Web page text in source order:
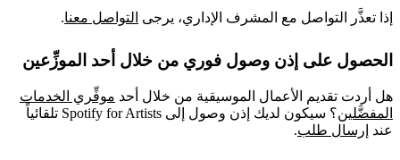
إذا تعذَّر التواصل مع المشرف الإداري، يرجى التواصل معنا.
الحصول على إذن وصول فوري من خلال أحد الموزِّعين
هل أردت تقديم الأعمال الموسيقية من خلال أحد موفِّري الخدمات
المفضَّلين
؟ سيكون لديك إذن وصول إلى Spotify for Artists تلقائياً
عند إرسال طلب.